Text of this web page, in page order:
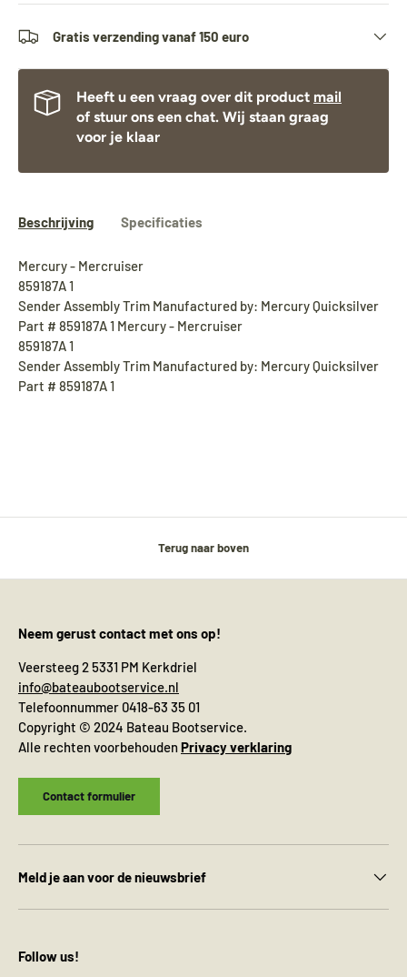
Gratis verzending vanaf 150 euro
Heeft u een vraag over dit product mail
of stuur ons een chat. Wij staan graag
voor je klaar
Beschrijving Specificaties
Mercury - Mercruiser
859187A 1
Sender Assembly Trim Manufactured by: Mercury Quicksilver
Part # 859187A 1 Mercury - Mercruiser
859187A 1
Sender Assembly Trim Manufactured by: Mercury Quicksilver
Part # 859187A 1
Terug naar boven
Neem gerust contact met ons op!
Veersteeg 2 5331 PM Kerkdriel
info@bateaubootservice.nl
Telefoonnummer 0418-63 35 01
Copyright © 2024 Bateau Bootservice.
Alle rechten voorbehoudenPrivacy verklaring
Contact formulier
Meld je aan voor de nieuwsbrief
Follow us!